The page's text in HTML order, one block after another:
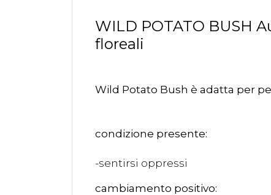
WILD POTATO BUSH
floreali
Wild Potato Bush è adatta per
condizione presente:
-sentirsi oppressi
cambiamento positivo: